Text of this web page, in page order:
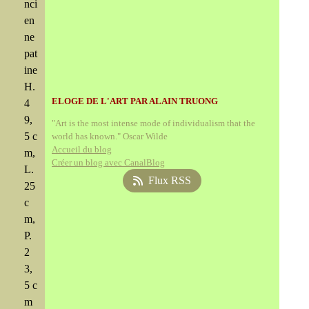
nci
en
ne
pat
ine
H.
4
9,
5 c
m,
L.
25
c
m,
P.
2
3,
5 c
m
ELOGE DE L'ART PAR ALAIN TRUONG
"Art is the most intense mode of individualism that the
world has known." Oscar Wilde
Accueil du blog
Créer un blog avec CanalBlog
Flux RSS